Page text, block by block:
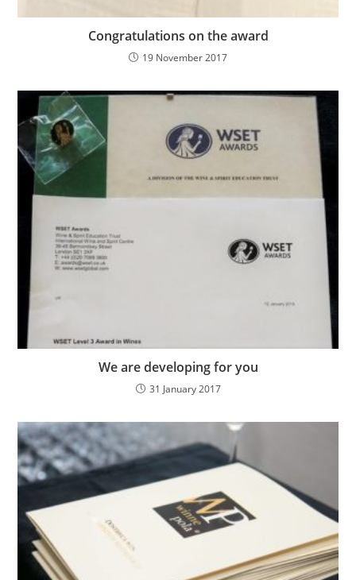
Congratulations on the award
19 November 2017
We are developing for you
31 January 2017